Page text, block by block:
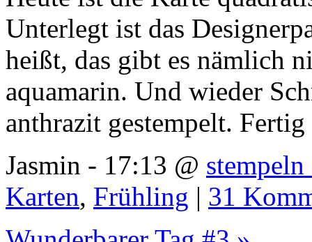
Unterlegt ist das
heißt, das gibt es nämlich
aquamarin. Und wieder
anthrazit gestempelt.
Jasmin - 17:13 @
Karten, Frühling | 31